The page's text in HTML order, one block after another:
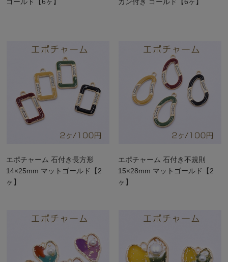
エポチャーム 石付き長方形
14×25mm マットゴールド【2
ヶ】
エポチャーム 石付き不規則
15×28mm マットゴールド【2
ヶ】